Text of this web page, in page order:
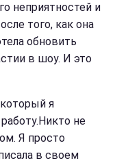
неприятностей и
того, как она
обновить
в шоу. И это
я
не
Я просто
в своем